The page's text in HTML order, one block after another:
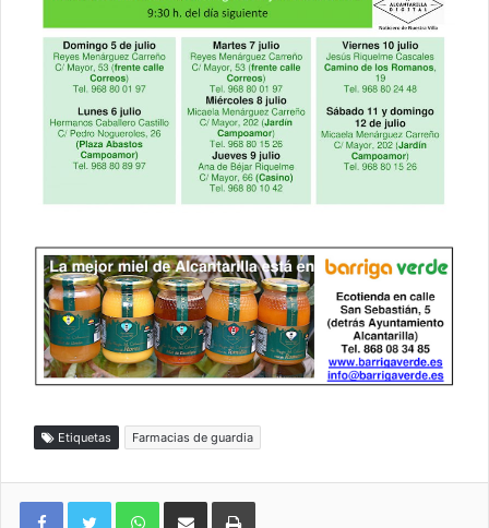
Etiquetas Farmacias de guardia
WhatsAppCompartir por correo electrónicoImprimir